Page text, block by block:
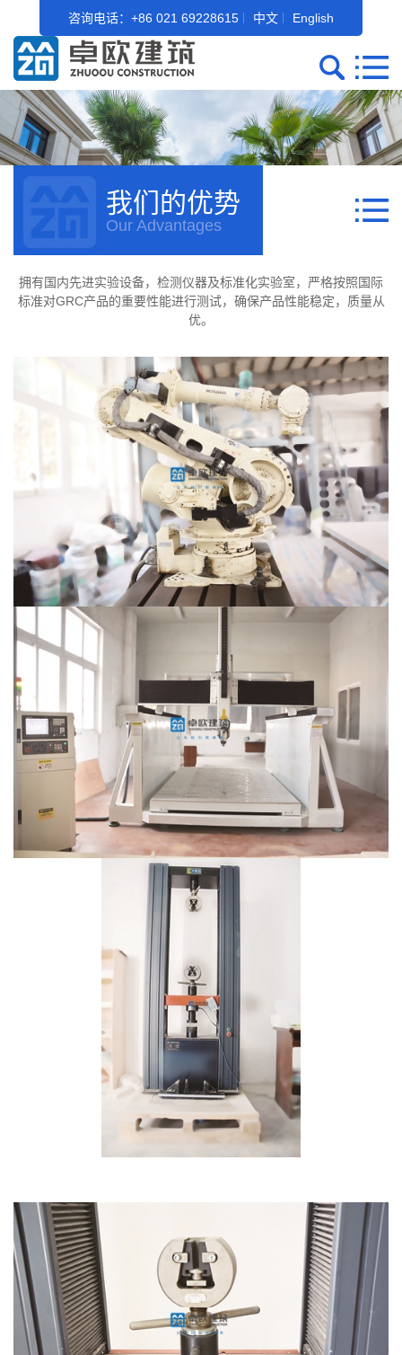
咨询电话：+86 021 69228615 中文 English
我们的优势
Our Advantages
拥有国内先进实验设备，检测仪器及标准化实验室，严格按照国际
标准对GRC产品的重要性能进行测试，确保产品性能稳定，质量从
优。